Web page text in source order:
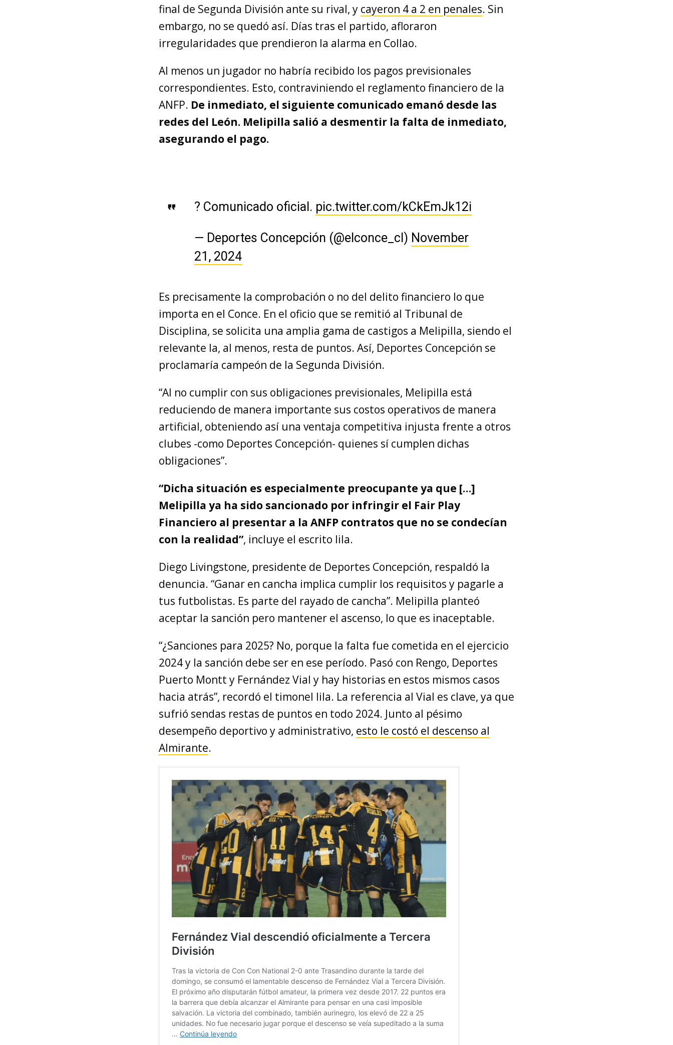
final de Segunda División ante su rival, y cayeron 4 a 2 en penales. Sin
embargo, no se quedó así. Días tras el partido, afloraron
irregularidades que prendieron la alarma en Collao.
Al menos un jugador no habría recibido los pagos previsionales
correspondientes. Esto, contraviniendo el reglamento financiero de la
ANFP. De inmediato, el siguiente comunicado emanó desde las
redes del León. Melipilla salió a desmentir la falta de inmediato,
asegurando el pago.
? Comunicado oficial. pic.twitter.com/kCkEmJk12i
— Deportes Concepción (@elconce_cl) November
21, 2024
Es precisamente la comprobación o no del delito financiero lo que
importa en el Conce. En el oficio que se remitió al Tribunal de
Disciplina, se solicita una amplia gama de castigos a Melipilla, siendo el
relevante la, al menos, resta de puntos. Así, Deportes Concepción se
proclamaría campeón de la Segunda División.
“Al no cumplir con sus obligaciones previsionales, Melipilla está
reduciendo de manera importante sus costos operativos de manera
artificial, obteniendo así una ventaja competitiva injusta frente a otros
clubes -como Deportes Concepción- quienes sí cumplen dichas
obligaciones”.
“Dicha situación es especialmente preocupante ya que […]
Melipilla ya ha sido sancionado por infringir el Fair Play
Financiero al presentar a la ANFP contratos que no se condecían
con la realidad”, incluye el escrito lila.
Diego Livingstone, presidente de Deportes Concepción, respaldó la
denuncia. “Ganar en cancha implica cumplir los requisitos y pagarle a
tus futbolistas. Es parte del rayado de cancha”. Melipilla planteó
aceptar la sanción pero mantener el ascenso, lo que es inaceptable.
“¿Sanciones para 2025? No, porque la falta fue cometida en el ejercicio
2024 y la sanción debe ser en ese período. Pasó con Rengo, Deportes
Puerto Montt y Fernández Vial y hay historias en estos mismos casos
hacia atrás”, recordó el timonel lila. La referencia al Vial es clave, ya que
sufrió sendas restas de puntos en todo 2024. Junto al pésimo
desempeño deportivo y administrativo, esto le costó el descenso al
Almirante.